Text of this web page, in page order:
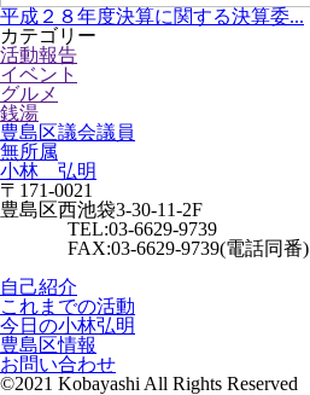
平成２８年度決算に関する決算委...
カテゴリー
活動報告
イベント
グルメ
銭湯
豊島区議会議員
無所属
小林 弘明
〒171-0021
豊島区西池袋3-30-11-2F
TEL:03-6629-9739
FAX:03-6629-9739(電話同番)
自己紹介
これまでの活動
今日の小林弘明
豊島区情報
お問い合わせ
©2021 Kobayashi All Rights Reserved